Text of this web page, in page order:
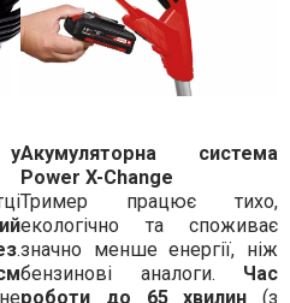
у
.
Акумуляторна система
Power X-Change
Тример працює тихо,
екологічно та споживає
значно менше енергії, ніж
бензинові аналоги. Час
роботи до 65 хвилин (з